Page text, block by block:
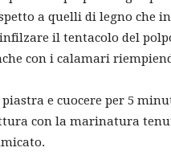
a quelli di legno che
il tentacolo del
con i calamari
e cuocere per 5
con la marinatura